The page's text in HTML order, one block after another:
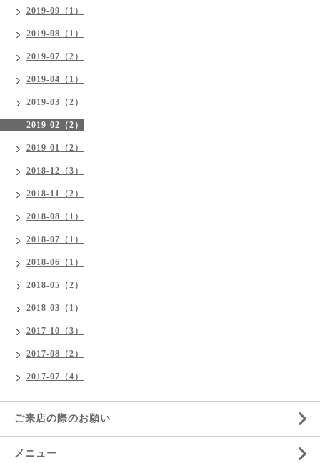
2019-09（1）
2019-08（1）
2019-07（2）
2019-04（1）
2019-03（2）
2019-02（2）
2019-01（2）
2018-12（3）
2018-11（2）
2018-08（1）
2018-07（1）
2018-06（1）
2018-05（2）
2018-03（1）
2017-10（3）
2017-08（2）
2017-07（4）
ご来店の際のお願い
メニュー